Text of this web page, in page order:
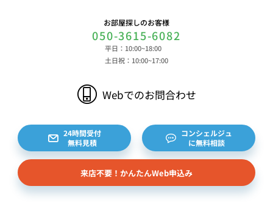
お部屋探しのお客様
050-3615-6082
平日：10:00~18:00
土日祝：10:00~17:00
Webでのお問合わせ
24時間受付
無料見積
コンシェルジュ
に無料相談
来店不要！かんたんWeb申込み